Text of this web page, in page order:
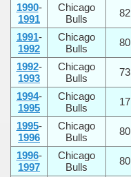
1990-
1991
Chicago
Bulls
82
1991-
1992
Chicago
Bulls
80
1992-
1993
Chicago
Bulls
73
1994-
1995
Chicago
Bulls
17
1995-
1996
Chicago
Bulls
80
1996-
1997
Chicago
Bulls
80